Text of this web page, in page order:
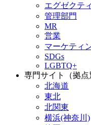
エグゼクテ
管理部門
MR
営業
マーケティ
SDGs
LGBTQ+
専門サイト（拠点
北海道
東北
北関東
横浜(神奈川)